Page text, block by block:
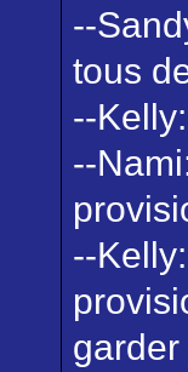
--
tous
--
--
--